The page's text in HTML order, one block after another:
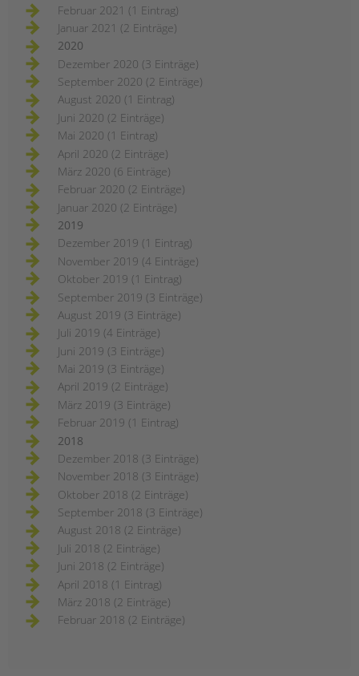
Februar 2021 (1 Eintrag)
Januar 2021 (2 Einträge)
2020
Dezember 2020 (3 Einträge)
September 2020 (2 Einträge)
August 2020 (1 Eintrag)
Juni 2020 (2 Einträge)
Mai 2020 (1 Eintrag)
April 2020 (2 Einträge)
März 2020 (6 Einträge)
Februar 2020 (2 Einträge)
Januar 2020 (2 Einträge)
2019
Dezember 2019 (1 Eintrag)
November 2019 (4 Einträge)
Oktober 2019 (1 Eintrag)
September 2019 (3 Einträge)
August 2019 (3 Einträge)
Juli 2019 (4 Einträge)
Juni 2019 (3 Einträge)
Mai 2019 (3 Einträge)
April 2019 (2 Einträge)
März 2019 (3 Einträge)
Februar 2019 (1 Eintrag)
2018
Dezember 2018 (3 Einträge)
November 2018 (3 Einträge)
Oktober 2018 (2 Einträge)
September 2018 (3 Einträge)
August 2018 (2 Einträge)
Juli 2018 (2 Einträge)
Juni 2018 (2 Einträge)
April 2018 (1 Eintrag)
März 2018 (2 Einträge)
Februar 2018 (2 Einträge)